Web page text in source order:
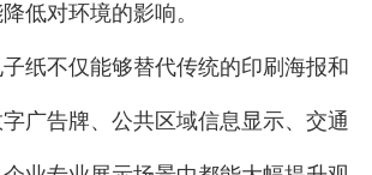
低对环境的影响。
不仅能够替代传统的印刷海报和
广告牌、公共区域信息显示、交通